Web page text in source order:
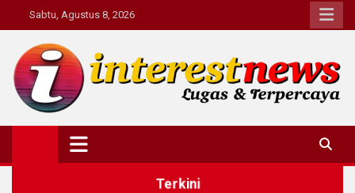
to
content
Sabtu, Agustus 8, 2026
Interestnews.or.id
Terkini